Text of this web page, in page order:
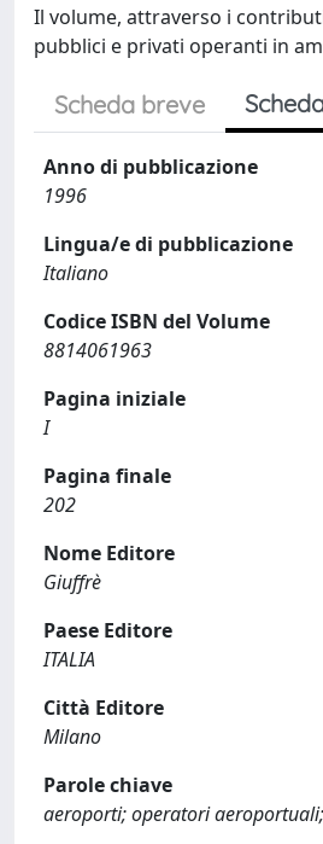
Il volume, attraverso i
pubblici e privati operanti in
Scheda breve
Anno di pubblicazione
1996
Lingua/e di pubblicazione
Italiano
Codice ISBN del Volume
8814061963
Pagina iniziale
I
Pagina finale
202
Nome Editore
Giuffrè
Paese Editore
ITALIA
Città Editore
Milano
Parole chiave
aeroporti; operatori